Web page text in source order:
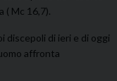
( Mc 16,7).
discepoli di ieri e di oggi
affronta